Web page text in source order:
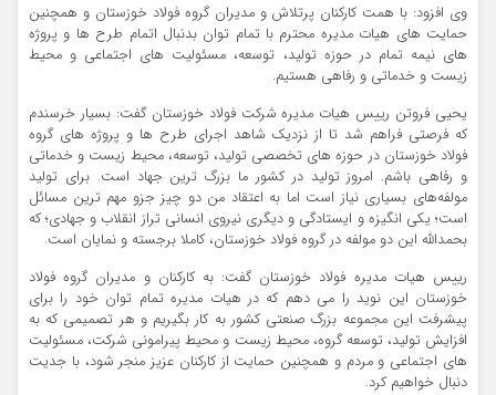
وی افزود: با همت کارکنان پرتلاش و مدیران گروه فولاد خوزستان و همچنین
حمایت های هیات مدیره محترم با تمام توان بدنبال اتمام طرح ها و پروژه
های نیمه تمام در حوزه تولید، توسعه، مسئولیت های اجتماعی و محیط
زیست و خدماتی و رفاهی هستیم.
یحیی فروتن رییس هیات مدیره شرکت فولاد خوزستان گفت: بسیار خرسندم
که فرصتی فراهم شد تا از نزدیک شاهد اجرای طرح ها و پروژه های گروه
فولاد خوزستان در حوزه های تخصصی تولید، توسعه، محیط زیست و خدماتی
و رفاهی باشم. امروز تولید در کشور ما بزرگ ترین جهاد است. برای تولید
مولفه‌های بسیاری نیاز است اما به اعتقاد من دو چیز جزو مهم ترین مسائل
است؛ یکی انگیزه و ایستادگی و دیگری نیروی انسانی تراز انقلاب و جهادی؛ که
بحمدالله این دو مولفه در گروه فولاد خوزستان، کاملا برجسته و نمایان است.
رییس هیات مدیره فولاد خوزستان گفت: به کارکنان و مدیران گروه فولاد
خوزستان این نوید را می دهم که در هیات مدیره تمام توان خود را برای
پیشرفت این مجموعه بزرگ صنعتی کشور به کار بگیریم و هر تصمیمی که به
افزایش تولید، توسعه گروه، محیط زیست و محیط پیرامونی شرکت، مسئولیت
های اجتماعی و مردم و همچنین حمایت از کارکنان عزیز منجر شود، با جدیت
دنبال خواهیم کرد.